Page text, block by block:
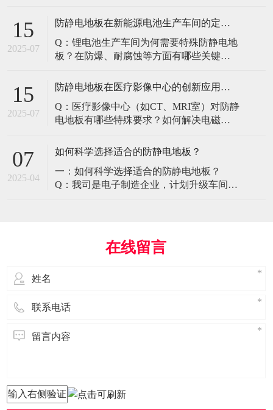
以下核心优势： 高强度结构：采用优质冷
轧钢板拉伸焊接成型，表面磷化后静电喷
塑，防锈耐磨，承重性能优异。 便捷布
线：配套活动线槽板设计，可轻松掀起盖
15
2025-07
防静电地板在新能源电池生产车间的定制化解决方案
Q：锂电池生产车间为何需要特殊防静电地
板？在防爆、耐腐蚀等方面有哪些关键技
环境并存的特殊场景，需要全方位防护方
境要求 • 防爆等级：Ex IIB T4（ATEX认
证） • 静电泄放速度：<0.
15
2025-07
防静电地板在医疗影像中心的创新应用方案
Q：医疗影像中心（如CT、MRI室）对防静
电地板有哪些特殊要求？如何解决电磁干
环境特殊性对防静电地板提出了前所未有
疗影像环境的特殊需求 电磁兼容性要求 •
MRI室需完全无磁：磁化率<0.001（
07
2025-04
如何科学选择适合的防静电地板？
一：如何科学选择适合的防静电地板？
Q：我司是电子制造企业，计划升级车间地
用场景、技术指标及长期维护成本综合考
量。作为深耕行业多年的广东立品地板科
在线留言